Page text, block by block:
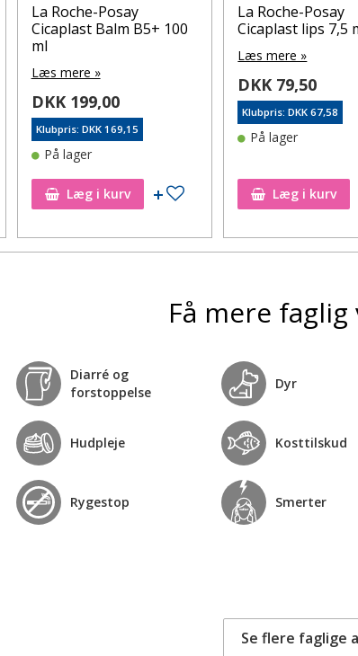
La Roche-Posay
Cicaplast Balm B5+ 100
ml
Læs mere »
DKK 199,00
Klubpris: DKK 169,15
På lager
Læg i kurv Tilføj til ønskeseddel
La Roche-Posay
Cicaplast lips 7,5
Læs mere »
DKK 79,50
Klubpris: DKK 67,58
På lager
Læg i kurv
Få mere
Diarré og
forstoppelse
Dyr
Hudpleje Kosttilskud
Rygestop Smerter
Se flere faglige